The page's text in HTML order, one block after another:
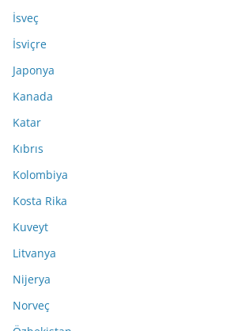
İsveç
İsviçre
Japonya
Kanada
Katar
Kıbrıs
Kolombiya
Kosta Rika
Kuveyt
Litvanya
Nijerya
Norveç